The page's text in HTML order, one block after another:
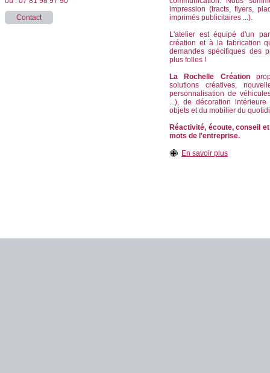
Contact
impression (tracts, flyers,
imprimés publicitaires ...).
L'atelier est équipé d'un
création et à la fabrication
demandes spécifiques des
plus folles !
La Rochelle Création
solutions créatives,
personnalisation de
...), de décoration
objets et du mobilier du
Réactivité, écoute, conseil
mots de l'entreprise.
En savoir plus